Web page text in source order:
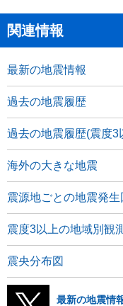
関連情報
最新の地震情報
過去の地震履歴
過去の地震履歴(震度3
海外の大きな地震
震源地ごとの地震発生
震度3以上の地域別観
震央分布図
最新の地震情